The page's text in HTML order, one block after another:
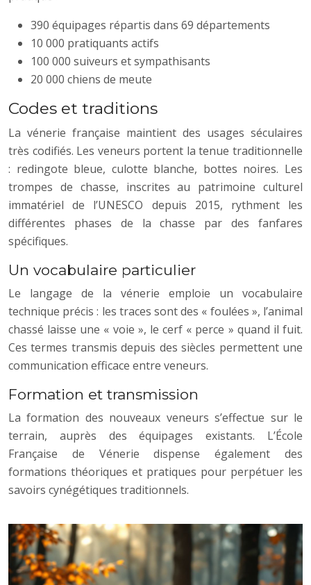
390 équipages répartis dans 69 départements
10 000 pratiquants actifs
100 000 suiveurs et sympathisants
20 000 chiens de meute
Codes et traditions
La vénerie française maintient des usages séculaires
très codifiés. Les veneurs portent la tenue traditionnelle
: redingote bleue, culotte blanche, bottes noires. Les
trompes de chasse, inscrites au patrimoine culturel
immatériel de l’UNESCO depuis 2015, rythment les
différentes phases de la chasse par des fanfares
spécifiques.
Un vocabulaire particulier
Le langage de la vénerie emploie un vocabulaire
technique précis : les traces sont des « foulées », l’animal
chassé laisse une « voie », le cerf « perce » quand il fuit.
Ces termes transmis depuis des siècles permettent une
communication efficace entre veneurs.
Formation et transmission
La formation des nouveaux veneurs s’effectue sur le
terrain, auprès des équipages existants. L’École
Française de Vénerie dispense également des
formations théoriques et pratiques pour perpétuer les
savoirs cynégétiques traditionnels.